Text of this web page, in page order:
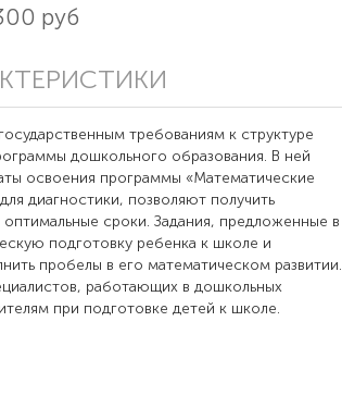
руб
требованиям к структуре
дошкольного образования. В ней
освоения программы «Математические
диагностики, позволяют получить
сроки. Задания, предложенные в
подготовку ребенка к школе и
пробелы в его математическом развитии.
работающих в дошкольных
при подготовке детей к школе.